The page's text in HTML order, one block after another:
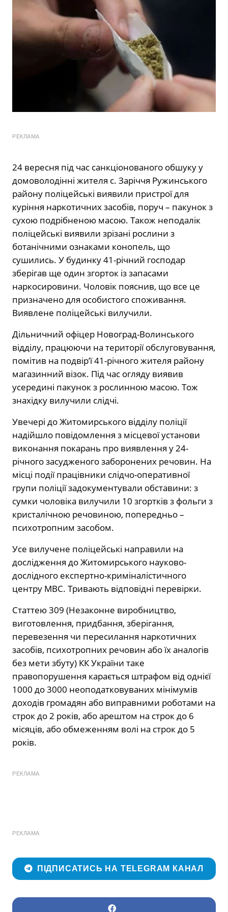
РЕКЛАМА
24 вересня під час санкціонованого обшуку у
домоволодінні жителя с. Заріччя Ружинського
району поліцейські виявили пристрої для
куріння наркотичних засобів, поруч – пакунок з
сухою подрібненою масою. Також неподалік
поліцейські виявили зрізані рослини з
ботанічними ознаками конопель, що
сушились. У будинку 41-річний господар
зберігав ще один згорток із запасами
наркосировини. Чоловік пояснив, що все це
призначено для особистого споживання.
Виявлене поліцейські вилучили.
Дільничний офіцер Новоград-Волинського
відділу, працюючи на території обслуговування,
помітив на подвір’ї 41-річного жителя району
магазинний візок. Під час огляду виявив
усередині пакунок з рослинною масою. Тож
знахідку вилучили слідчі.
Увечері до Житомирського відділу поліції
надійшло повідомлення з місцевої установи
виконання покарань про виявлення у 24-
річного засудженого заборонених речовин. На
місці події працівники слідчо-оперативної
групи поліції задокументували обставини: з
сумки чоловіка вилучили 10 згортків з фольги з
кристалічною речовиною, попередньо –
психотропним засобом.
Усе вилучене поліцейські направили на
дослідження до Житомирського науково-
дослідного експертно-криміналістичного
центру МВС. Тривають відповідні перевірки.
Статтею 309 (Незаконне виробництво,
виготовлення, придбання, зберігання,
перевезення чи пересилання наркотичних
засобів, психотропних речовин або їх аналогів
без мети збуту) КК України таке
правопорушення карається штрафом від однієї
1000 до 3000 неоподатковуваних мінімумів
доходів громадян або виправними роботами на
строк до 2 років, або арештом на строк до 6
місяців, або обмеженням волі на строк до 5
років.
РЕКЛАМА
РЕКЛАМА
ПІДПИСАТИСЬ НА TELEGRAM КАНАЛ